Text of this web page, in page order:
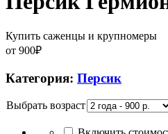
Купить саженцы и крупномеры
от 900₽
Категория: Персик
Выбрать возраст